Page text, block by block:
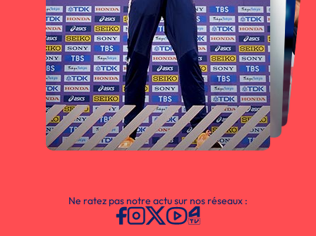
Ne ratez pas notre actu sur nos réseaux :